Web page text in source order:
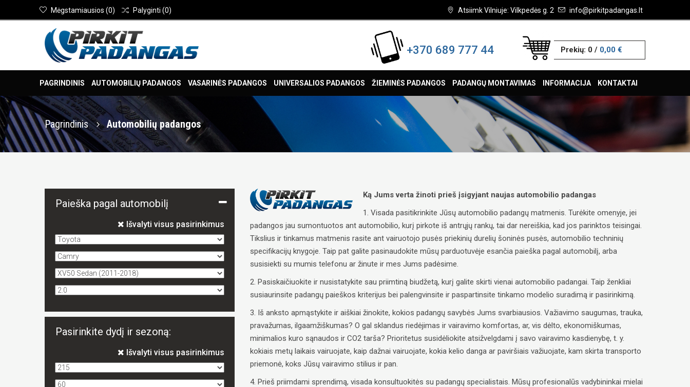
Atsiimk Vilniuje: Vilkpedės g. 2 info@pirkitpadangas.lt
Mėgstamiausios (0) Palyginti (0)
+370 689 777 44 Prekių: 0/ 0,00 €
PAGRINDINIS AUTOMOBILIŲ PADANGOS VASARINĖS PADANGOS UNIVERSALIOS PADANGOS ŽIEMINĖS PADANGOS PADANGŲ MONTAVIMAS INFORMACIJA KONTAKTAI
Pagrindinis Automobilių padangos
Paieška pagal automobilį
Išvalyti visus pasirinkimus
Pasirinkite dydį ir sezoną:
Išvalyti visus pasirinkimus
Ką Jums verta žinoti prieš įsigyjant naujas automobilio padangas
1. Visada pasitikrinkite Jūsų automobilio padangų matmenis. Turėkite omenyje, jei
padangos jau sumontuotos ant automobilio, kurį pirkote iš antrųjų rankų, tai dar nereiškia, kad jos parinktos teisingai.
Tikslius ir tinkamus matmenis rasite ant vairuotojo pusės priekinių durelių šoninės pusės, automobilio techninių
specifikacijų knygoje. Taip pat galite pasinaudokite mūsų parduotuvėje esančia paieška pagal automobilį, arba
susisiekti su mumis telefonu ar žinute ir mes Jums padėsime.
2. Pasiskaičiuokite ir nusistatykite sau priimtiną biudžetą, kurį galite skirti vienai automobilio padangai. Taip ženkliai
susiaurinsite padangų paieškos kriterijus bei palengvinsite ir paspartinsite tinkamo modelio suradimą ir pasirinkimą.
3. Iš anksto apmąstykite ir aiškiai žinokite, kokios padangų savybės Jums svarbiausios. Važiavimo saugumas, trauka,
pravažumas, ilgaamžiškumas? O gal sklandus riedėjimas ir vairavimo komfortas, ar, vis dėlto, ekonomiškumas,
minimalios kuro sąnaudos ir CO2 tarša? Prioritetus susidėliokite atsižvelgdami į savo vairavimo kasdienybę, t. y.
kokiais metų laikais vairuojate, kaip dažnai vairuojate, kokia kelio danga ar paviršiais važiuojate, kam skirta transporto
priemonė, koks Jūsų vairavimo stilius ir pan.
4. Prieš priimdami sprendimą, visada konsultuokitės su padangų specialistais. Mūsų profesionalūs vadybininkai mielai